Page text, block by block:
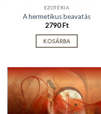
EZOTÉRIA
A hermetikus beavatás
2790Ft
KOSÁRBA